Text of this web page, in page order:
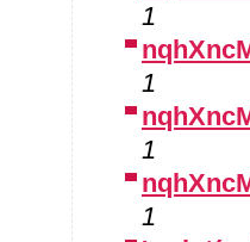
1
1
1
1